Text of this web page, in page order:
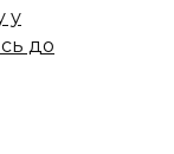
у
до